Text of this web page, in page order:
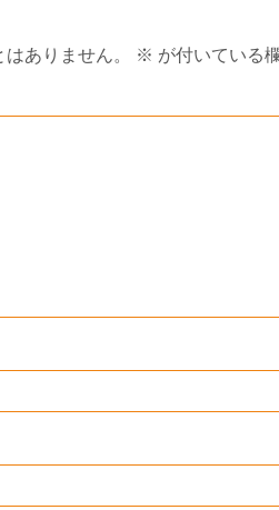
ありません。 ※ が付いている